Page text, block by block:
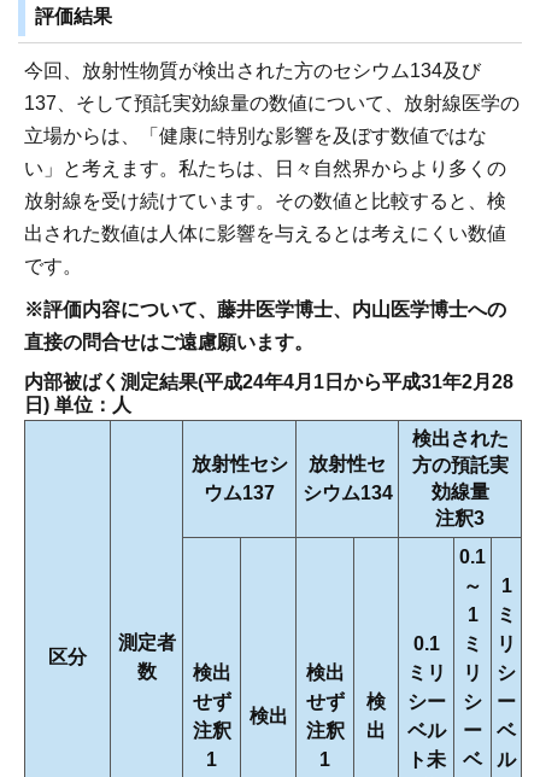
評価結果
今回、放射性物質が検出された方のセシウム134及び
137、そして預託実効線量の数値について、放射線医学の
立場からは、「健康に特別な影響を及ぼす数値ではな
い」と考えます。私たちは、日々自然界からより多くの
放射線を受け続けています。その数値と比較すると、検
出された数値は人体に影響を与えるとは考えにくい数値
です。
※評価内容について、藤井医学博士、内山医学博士への
直接の問合せはご遠慮願います。
内部被ばく測定結果(平成24年4月1日から平成31年2月28
日) 単位：人
区分
測定者
数
放射性セシ
ウム137
放射性セ
シウム134
検出された
方の預託実
効線量
注釈3
検出
せず
注釈
1
検出
検出
せず
注釈
1
検
出
0.1
ミリ
シー
ベル
ト未
0.1
～
1
ミ
リ
シ
ー
ベ
1
ミ
リ
シ
ー
ベ
ル